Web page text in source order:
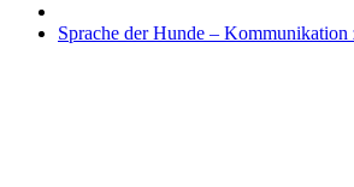
Sprache der Hunde –